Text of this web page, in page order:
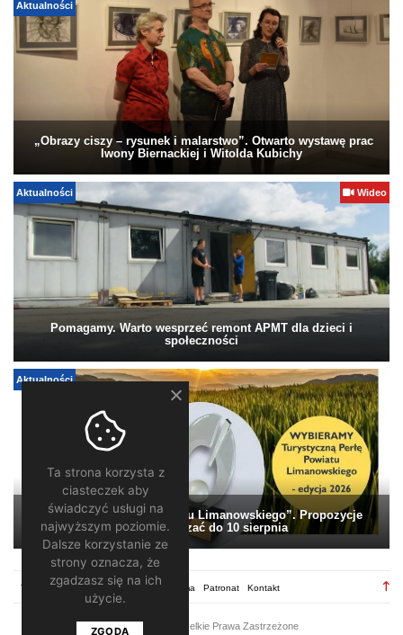
Aktualności
„Obrazy ciszy – rysunek i malarstwo”. Otwarto wystawę prac
Iwony Biernackiej i Witolda Kubichy
Aktualności Wideo
Pomagamy. Warto wesprzeć remont APMT dla dzieci i
społeczności
Aktualności
„Turystyczna Perła Powiatu Limanowskiego”. Propozycje
można zgłaszać do 10 sierpnia
Regulamin Redakcja Reklama Patronat Kontakt
2026 © / Wszelkie Prawa Zastrzeżone
Ta strona korzysta z
ciasteczek aby
świadczyć usługi na
najwyższym poziomie.
Dalsze korzystanie ze
strony oznacza, że
zgadzasz się na ich
użycie.
ZGODA